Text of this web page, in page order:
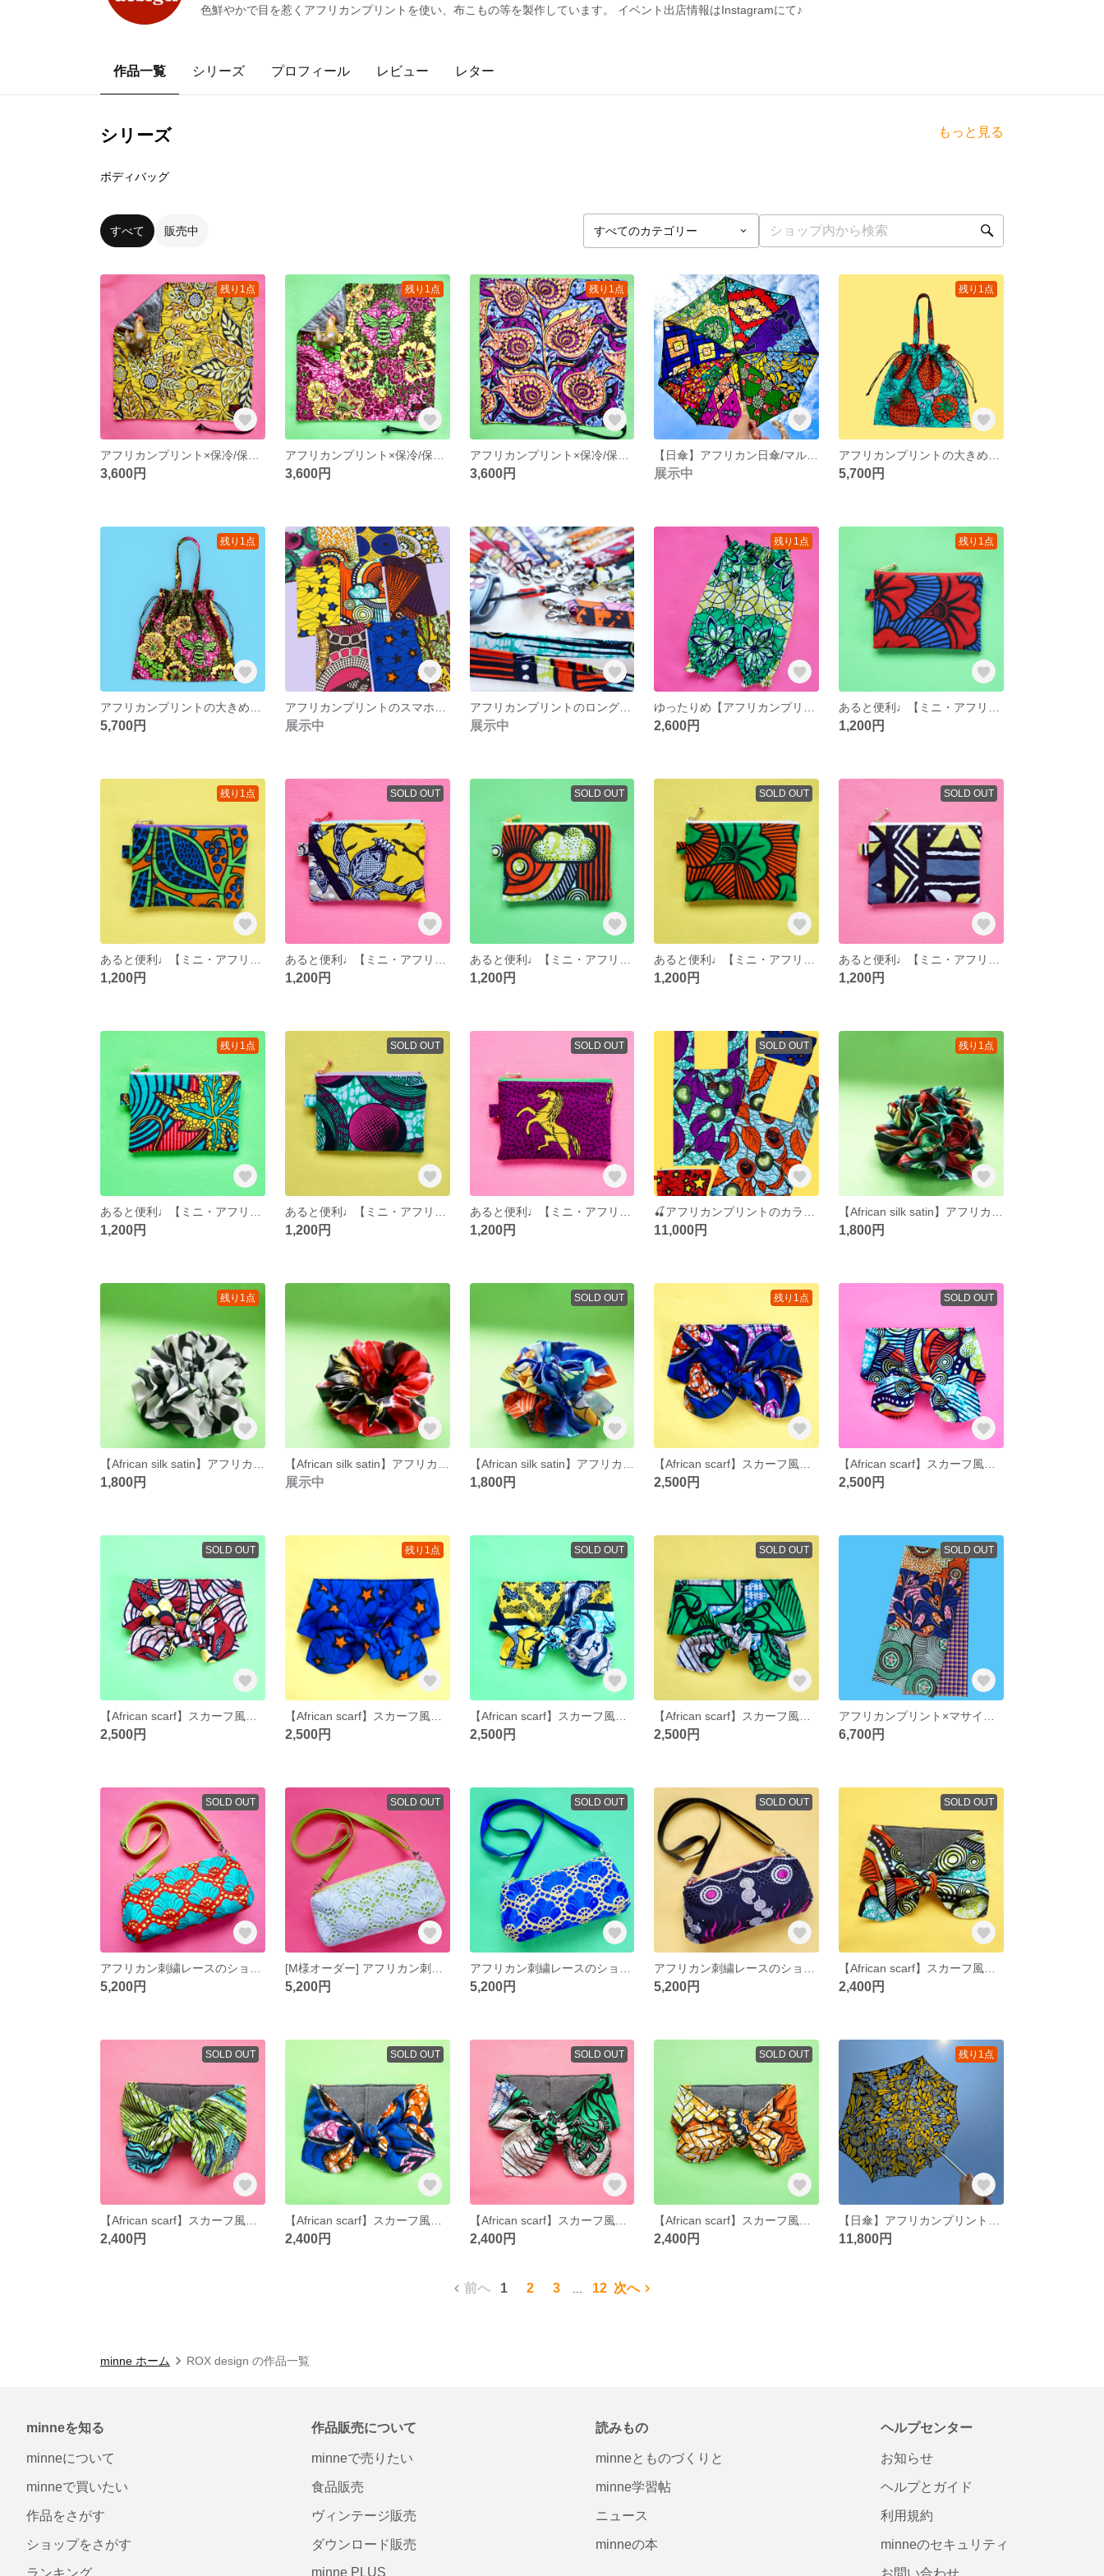
色鮮やかで目を惹くアフリカンプリントを使い、布こもの等を製作しています。 イベント出店情報はInstagramにて♪
作品一覧 シリーズ プロフィール レビュー レター
シリーズ もっと見る
ボディバッグ
すべて 販売中
残り1点
3,600円
残り1点
3,600円
残り1点
3,600円 展示中
残り1点
5,700円
残り1点
5,700円 展示中
アフリカンプリントのロングストラップ
展示中
残り1点
2,600円
残り1点
1,200円
残り1点
1,200円
SOLD OUT
1,200円
SOLD OUT
1,200円
SOLD OUT
1,200円
SOLD OUT
1,200円
残り1点
1,200円
SOLD OUT
1,200円
SOLD OUT
1,200円
SOLD OUT
11,000円
残り1点
1,800円
残り1点
1,800円 展示中
SOLD OUT
1,800円
残り1点
2,500円
SOLD OUT
2,500円
SOLD OUT
2,500円
残り1点
【African scarf】スカーフ風ネッククーラー（グリーン）
2,500円
SOLD OUT
【African scarf】スカーフ風ネッククーラー（グリーン）
2,500円
SOLD OUT
2,500円
SOLD OUT
6,700円
SOLD OUT
5,200円
SOLD OUT
5,200円
SOLD OUT
5,200円
SOLD OUT
5,200円
SOLD OUT
2,400円
SOLD OUT
2,400円
SOLD OUT
【African scarf】スカーフ風ネッククーラー（ブルー）
2,400円
SOLD OUT
【African scarf】スカーフ風ネッククーラー（グリーン）
2,400円
SOLD OUT
2,400円
残り1点
11,800円
前へ 1 2 3 12 次へ
minne ホーム ROX design の作品一覧
minneを知る
minneについて
minneで買いたい
作品をさがす
ショップをさがす
ランキング
作品販売について
minneで売りたい
食品販売
ヴィンテージ販売
ダウンロード販売
minne PLUS
読みもの
minneとものづくりと
minne学習帖
ニュース
minneの本
ヘルプセンター
お知らせ
ヘルプとガイド
利用規約
minneのセキュリティ
お問い合わせ